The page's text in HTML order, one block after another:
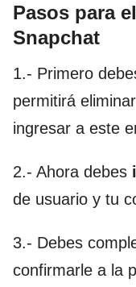
Pasos para
Snapchat
1.- Primero
permitirá
ingresar a este
2.- Ahora debes
de usuario y tu
3.- Debes
confirmarle a la